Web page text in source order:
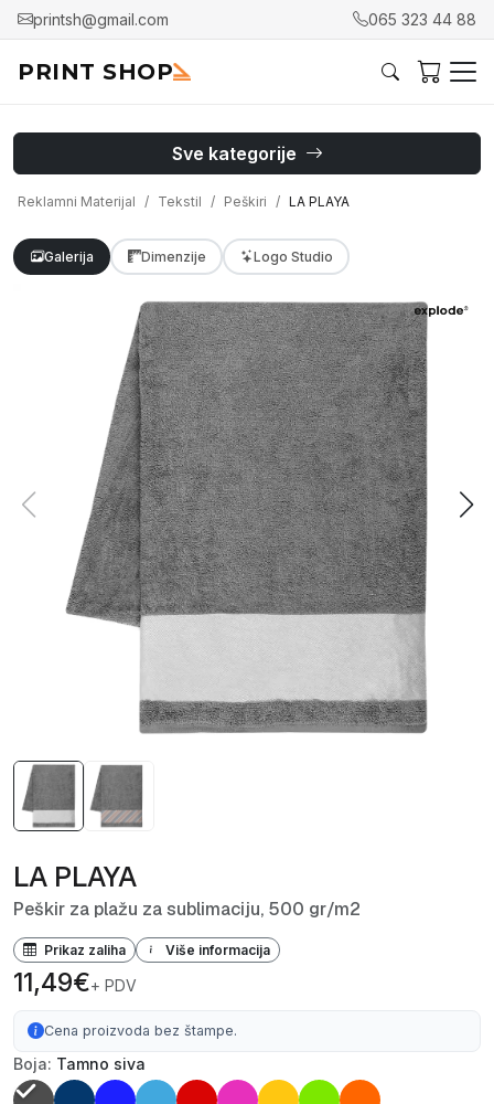
printsh@gmail.com 065 323 44 88
PRINT SHOP
Sve kategorije
Reklamni Materijal Tekstil Peškiri LA PLAYA
Galerija Dimenzije Logo Studio
LA PLAYA
Peškir za plažu za sublimaciju, 500 gr/m2
Prikaz zaliha Više informacija
11,49€+ PDV
Cena proizvoda bez štampe.
Boja: Tamno siva